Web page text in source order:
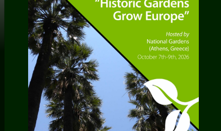
< LOS JARDINES DEL ITINERARIO EUROPEO DE
LOS JARDINES HISTÓRICOS
Jardines del Castillo
Real en Varsovia